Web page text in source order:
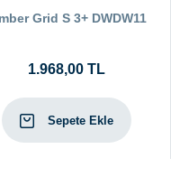
Grid S 3+ DWDW11
1.968,00 TL
Sepete Ekle